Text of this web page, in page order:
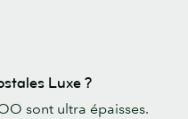
Luxe ?
sont ultra épaisses.